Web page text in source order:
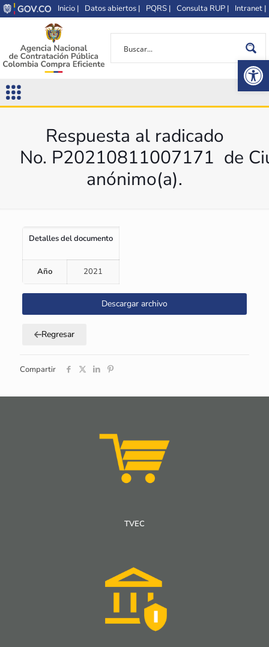
Inicio | Datos abiertos | PQRS | Consulta RUP | Intranet |
Respuesta al radicado
No. P20210811007171 de
anónimo(a).
Detalles del documento
Año 2021
Descargar archivo
Regresar
Compartir
TVEC